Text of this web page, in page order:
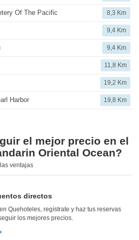
Of The Pacific 8,3 Km
9,4 Km
9,4 Km
11,8 Km
19,2 Km
Harbor 19,8 Km
el mejor precio en el
Oriental Ocean?
ventajas
directos
Quehoteles, regístrate y haz tus reservas
los mejores precios.